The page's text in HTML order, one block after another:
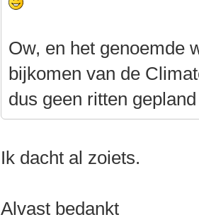
Ow, en het genoemde
bijkomen van de
dus geen ritten
Ik dacht al zoiets.
Alvast bedankt